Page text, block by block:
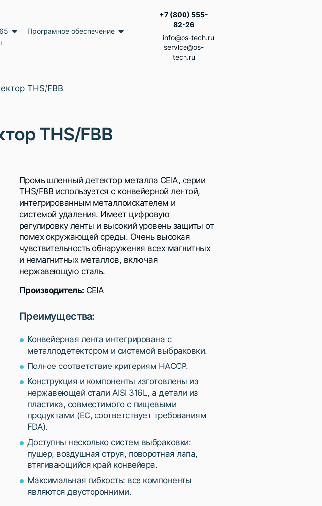
Програмное обеспечение
+7 (800) 555-
82-26
info@os-tech.ru
service@os-
tech.ru
THS/FBB
THS/FBB
Промышленный детектор металла CEIA, серии
THS/FBB используется с конвейерной лентой,
интегрированным металлоискателем и
системой удаления. Имеет цифровую
регулировку ленты и высокий уровень защиты от
помех окружающей среды. Очень высокая
чувствительность обнаружения всех магнитных
и немагнитных металлов, включая
нержавеющую сталь.
Производитель: CEIA
Преимущества:
Конвейерная лента интегрирована с
металлодетектором и системой выбраковки.
Полное соответствие критериям HACCP.
Конструкция и компоненты изготовлены из
нержавеющей стали AISI 316L, а детали из
пластика, совместимого с пищевыми
продуктами (ЕС, соответствует требованиям
FDA).
Доступны несколько систем выбраковки:
пушер, воздушная струя, поворотная лапа,
втягивающийся край конвейера.
Максимальная гибкость: все компоненты
являются двусторонними.